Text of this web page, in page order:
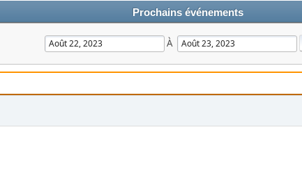
Prochains événements
À